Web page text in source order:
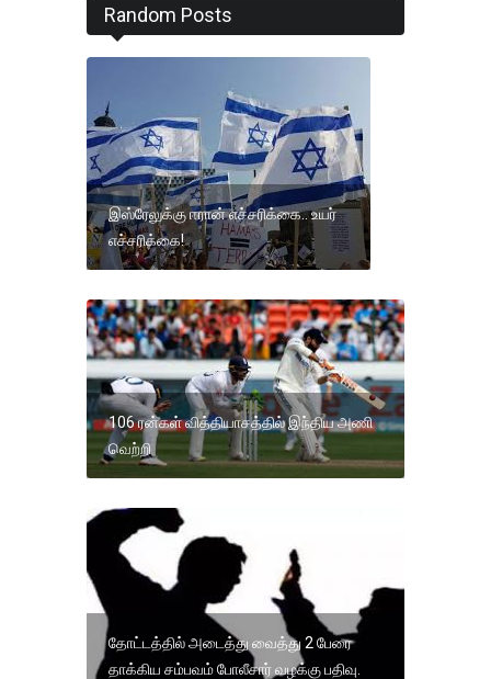
Random Posts
இஸ்ரேலுக்கு ஈரான் எச்சரிக்கை.. உயர்
எச்சரிக்கை!
106 ரன்கள் வித்தியாசத்தில் இந்திய அணி
வெற்றி
தோட்டத்தில் அடைத்து வைத்து 2 பேரை
தாக்கிய சம்பவம் போலீசார் வழக்கு பதிவு.